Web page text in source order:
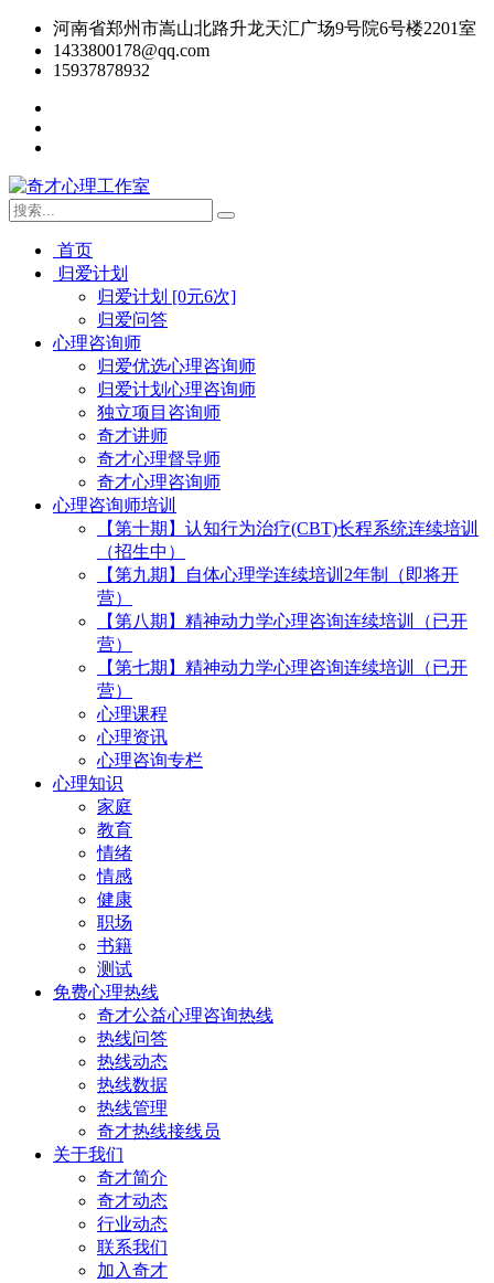
河南省郑州市嵩山北路升龙天汇广场9号院6号楼2201室
1433800178@qq.com
15937878932
首页
归爱计划
归爱计划 [0元6次]
归爱问答
心理咨询师
归爱优选心理咨询师
归爱计划心理咨询师
独立项目咨询师
奇才讲师
奇才心理督导师
奇才心理咨询师
心理咨询师培训
【第十期】认知行为治疗(CBT)长程系统连续培训
（招生中）
【第九期】自体心理学连续培训2年制（即将开
营）
【第八期】精神动力学心理咨询连续培训（已开
营）
【第七期】精神动力学心理咨询连续培训（已开
营）
心理课程
心理资讯
心理咨询专栏
心理知识
家庭
教育
情绪
情感
健康
职场
书籍
测试
免费心理热线
奇才公益心理咨询热线
热线问答
热线动态
热线数据
热线管理
奇才热线接线员
关于我们
奇才简介
奇才动态
行业动态
联系我们
加入奇才